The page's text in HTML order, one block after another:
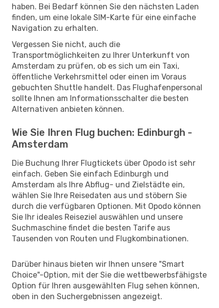
haben. Bei Bedarf können Sie den nächsten Laden
finden, um eine lokale SIM-Karte für eine einfache
Navigation zu erhalten.
Vergessen Sie nicht, auch die
Transportmöglichkeiten zu Ihrer Unterkunft von
Amsterdam zu prüfen, ob es sich um ein Taxi,
öffentliche Verkehrsmittel oder einen im Voraus
gebuchten Shuttle handelt. Das Flughafenpersonal
sollte Ihnen am Informationsschalter die besten
Alternativen anbieten können.
Wie Sie Ihren Flug buchen: Edinburgh -
Amsterdam
Die Buchung Ihrer Flugtickets über Opodo ist sehr
einfach. Geben Sie einfach Edinburgh und
Amsterdam als Ihre Abflug- und Zielstädte ein,
wählen Sie Ihre Reisedaten aus und stöbern Sie
durch die verfügbaren Optionen. Mit Opodo können
Sie Ihr ideales Reiseziel auswählen und unsere
Suchmaschine findet die besten Tarife aus
Tausenden von Routen und Flugkombinationen.
Darüber hinaus bieten wir Ihnen unsere "Smart
Choice"-Option, mit der Sie die wettbewerbsfähigste
Option für Ihren ausgewählten Flug sehen können,
oben in den Suchergebnissen angezeigt.